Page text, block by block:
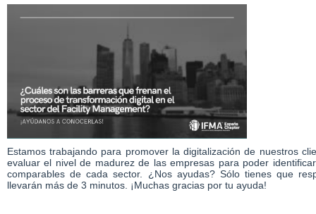
Estamos trabajando para promover la digitalización de nuestros
evaluar el nivel de madurez de las empresas para poder
comparables de cada sector. ¿Nos ayudas? Sólo tienes que
llevarán más de 3 minutos. ¡Muchas gracias por tu ayuda!